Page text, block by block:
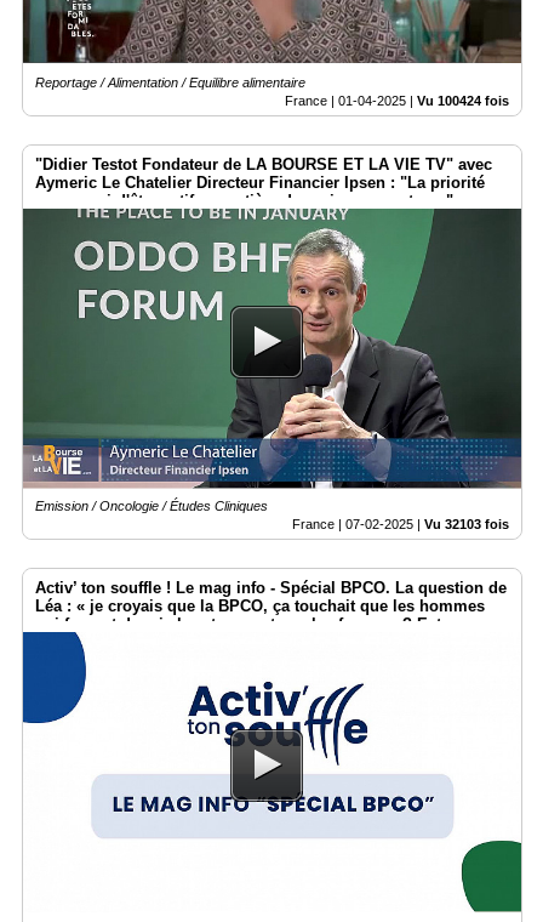
Reportage / Alimentation / Equilibre alimentaire
France | 01-04-2025 | Vu 100424 fois
"Didier Testot Fondateur de LA BOURSE ET LA VIE TV" avec
Aymeric Le Chatelier Directeur Financier Ipsen : "La priorité
sera aussi d'être actif en matière de croissance externe".
Emission / Oncologie / Études Cliniques
France | 07-02-2025 | Vu 32103 fois
Activ’ ton souffle ! Le mag info - Spécial BPCO. La question de
Léa : « je croyais que la BPCO, ça touchait que les hommes
qui fument depuis longtemps et pas les femmes ? Est-ce que
c’est vrai ?»